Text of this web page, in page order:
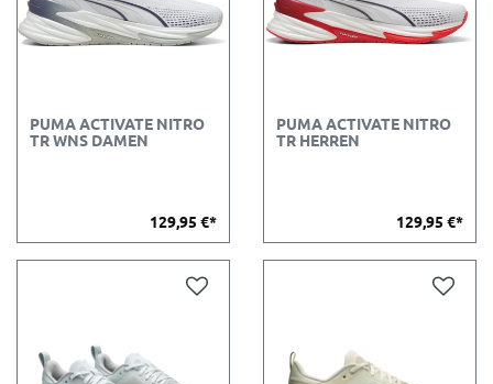
PUMA ACTIVATE NITRO
TR WNS DAMEN
129,95 €*
PUMA ACTIVATE NITRO
TR HERREN
129,95 €*